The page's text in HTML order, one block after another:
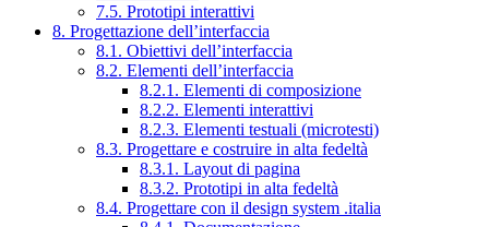
7.5. Prototipi interattivi
8. Progettazione dell’interfaccia
8.1. Obiettivi dell’interfaccia
8.2. Elementi dell’interfaccia
8.2.1. Elementi di composizione
8.2.2. Elementi interattivi
8.2.3. Elementi testuali (microtesti)
8.3. Progettare e costruire in alta fedeltà
8.3.1. Layout di pagina
8.3.2. Prototipi in alta fedeltà
8.4. Progettare con il design system .italia